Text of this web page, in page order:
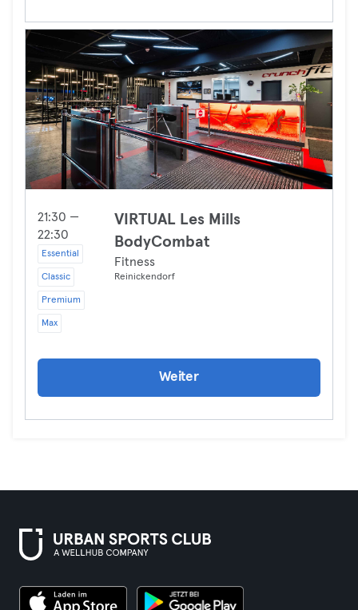
21:30 —
22:30
Essential
Classic
Premium
Max
VIRTUAL Les Mills
BodyCombat
Fitness
Reinickendorf
Weiter